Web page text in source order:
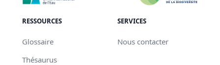
RESSOURCES
Glossaire
Thésaurus
SERVICES
Nous contacter